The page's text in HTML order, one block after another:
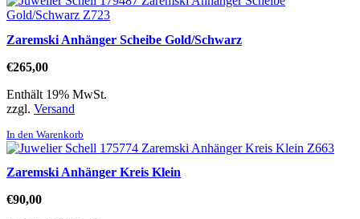
Zaremski Anhänger Scheibe Gold/Schwarz
€265,00
Enthält 19% MwSt.
zzgl. Versand
In den Warenkorb
Zaremski Anhänger Kreis Klein
€90,00